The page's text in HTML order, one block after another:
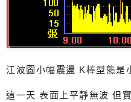
江波圖小幅震盪 K棒型態是
這一天 表面上平靜無波 但